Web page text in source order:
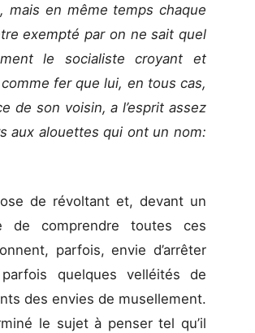
mais en même temps chaque
exempté par on ne sait quel
le socialiste croyant et
fer que lui, en tous cas,
de son voisin, a l’esprit assez
aux alouettes qui ont un nom:
de révoltant et, devant un
de comprendre toutes ces
parfois, envie d’arrêter
quelques velléités de
des envies de musellement.
le sujet à penser tel qu’il